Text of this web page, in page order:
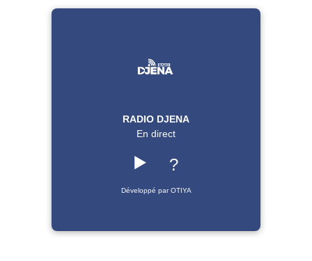
RADIO DJENA
En direct
▶️ ?
Développé par OTIYA